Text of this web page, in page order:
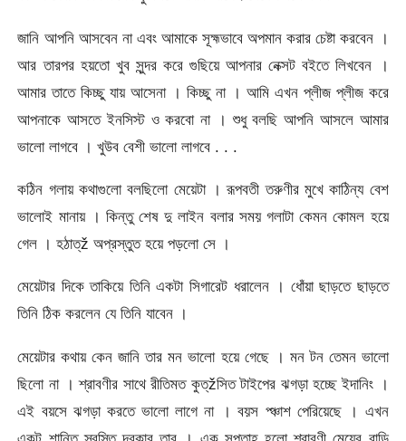
জানি আপনি আসবেন না এবং আমাকে সূহ্মভাবে অপমান করার চেষ্টা করবেন ।
আর তারপর হয়তো খুব সুন্দর করে গুছিয়ে আপনার নেক্সট বইতে লিখবেন ।
আমার তাতে কিচ্ছু যায় আসেনা । কিচ্ছু না । আমি এখন প্লীজ প্লীজ করে
আপনাকে আসতে ইনসিস্ট ও করবো না । শুধু বলছি আপনি আসলে আমার
ভালো লাগবে । খুউব বেশী ভালো লাগবে . . .
কঠিন গলায় কথাগুলো বলছিলো মেয়েটা । রূপবতী তরুণীর মুখে কাঠিন্য বেশ
ভালোই মানায় । কিন্তু শেষ দু লাইন বলার সময় গলাটা কেমন কোমল হয়ে
গেল । হঠাত্ž অপ্রস্তুত হয়ে পড়লো সে ।
মেয়েটার দিকে তাকিয়ে তিনি একটা সিগারেট ধরালেন । ধোঁয়া ছাড়তে ছাড়তে
তিনি ঠিক করলেন যে তিনি যাবেন ।
মেয়েটার কথায় কেন জানি তার মন ভালো হয়ে গেছে । মন টন তেমন ভালো
ছিলো না । শ্রাবণীর সাথে রীতিমত কুত্žসিত টাইপের ঝগড়া হচ্ছে ইদানিং ।
এই বয়সে ঝগড়া করতে ভালো লাগে না । বয়স প্ঞ্চাশ পেরিয়েছে । এখন